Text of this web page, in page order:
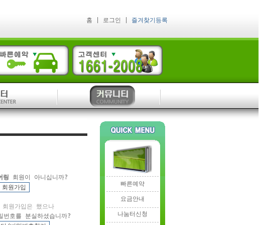
홈 | 로그인 즐겨찾기등록
링 회원이 아니십니까?
회원가입은 했으나
번호를 분실하셨습니까?
빠른예약
요금안내
나눔터신청